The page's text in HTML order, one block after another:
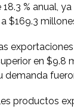
% anual,
$169.3
en $9.8
demanda
productos